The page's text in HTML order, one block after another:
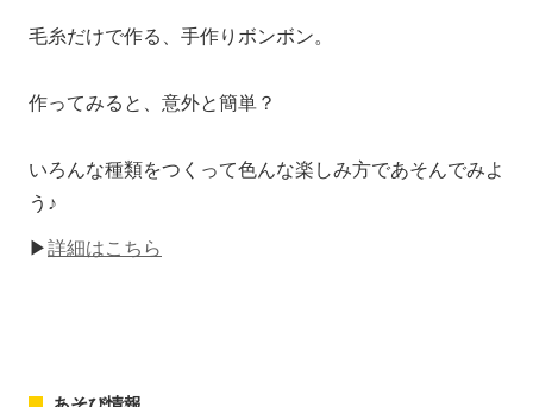
毛糸だけで作る、手作りボンボン。
作ってみると、意外と簡単？
いろんな種類をつくって色んな楽しみ方であそんでみよ
う♪
▶詳細はこちら